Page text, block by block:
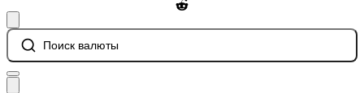
Поиск валюты